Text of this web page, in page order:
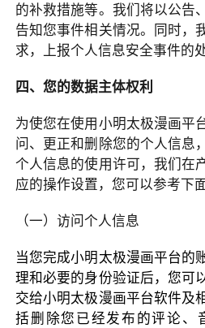
的补救措施等。我们将以公告
告知您事件相关情况。同时，
求，上报个人信息安全事件的
四、您的数据主体权利
为使您在使用小明太极漫画平
问、更正和删除您的个人信息
个人信息的使用许可，我们在
应的操作设置，您可以参考下
（一）访问个人信息
当您完成小明太极漫画平台的
理和必要的身份验证后，您可
交给小明太极漫画平台软件及
括删除您已经发布的评论、